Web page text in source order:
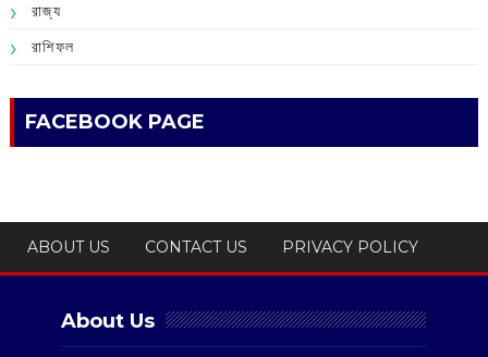
রাজ্য
রাশিফল
FACEBOOK PAGE
ABOUT US CONTACT US PRIVACY POLICY
About Us